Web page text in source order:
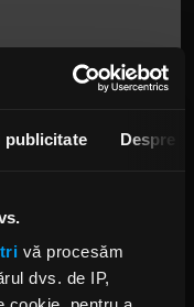
publicitate Despre
vă procesăm
dvs. de IP,
4